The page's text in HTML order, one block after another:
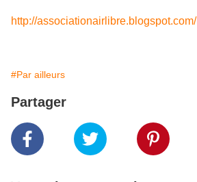
http://associationairlibre.blogspot.com/
#Par ailleurs
Partager